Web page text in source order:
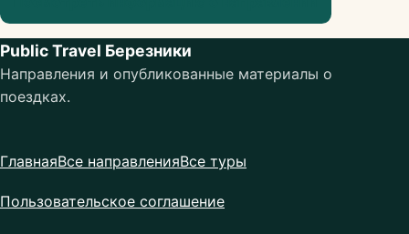
Public Travel Березники
Направления и опубликованные материалы о
поездках.
ГлавнаяВсе направленияВсе туры
Пользовательское соглашение